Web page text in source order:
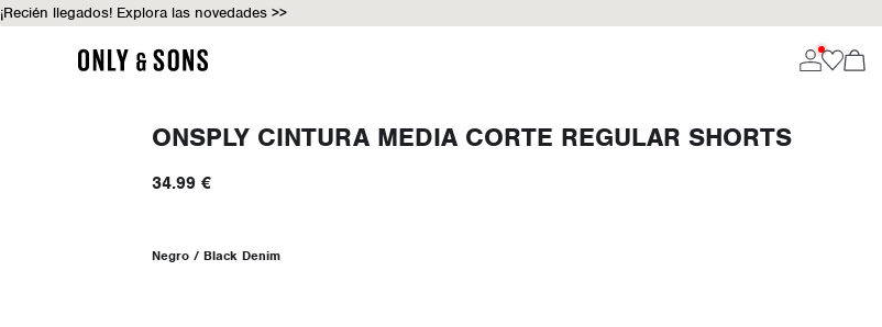
¡Recién llegados! Explora las novedades >>
ONSPLY CINTURA MEDIA CORTE REGULAR SHORTS
34.99 €
Negro / Black Denim